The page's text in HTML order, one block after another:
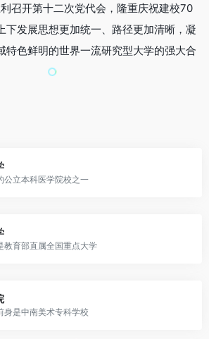
召开第十二次党代会，隆重庆祝建校70
下发展思想更加统一、路径更加清晰，凝
特色鲜明的世界一流研究型大学的强大合
公立本科医学院校之一
教育部直属全国重点大学
身是中南美术专科学校